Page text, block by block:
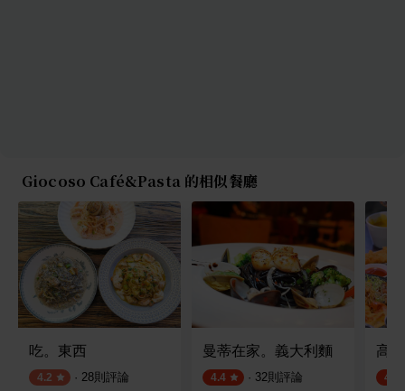
Giocoso Café&Pasta 的相似餐廳
吃。東西
4.2 · 28則評論
曼蒂在家。義大利麵
4.4 · 32則評論
高
4.4